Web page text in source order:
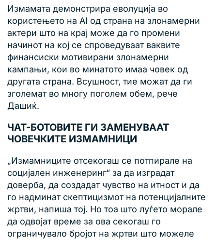
Измамата демонстрира еволуција во
користењето на AI од страна на злонамерни
актери што на крај може да го промени
начинот на кој се спроведуваат ваквите
финансиски мотивирани злонамерни
кампањи, кои во минатото имаа човек од
другата страна. Всушност, тие можат да ги
зголемат во многу поголем обем, рече
Дашиќ.
ЧАТ-БОТОВИТЕ ГИ ЗАМЕНУВААТ
ЧОВЕЧКИТЕ ИЗМАМНИЦИ
„Измамниците отсекогаш се потпирале на
социјален инженеринг“ за да изградат
доверба, да создадат чувство на итност и да
го надминат скептицизмот на потенцијалните
жртви, напиша тој. Но тоа што луѓето морале
да одвојат време за ова секогаш го
ограничувало бројот на жртви што можеле